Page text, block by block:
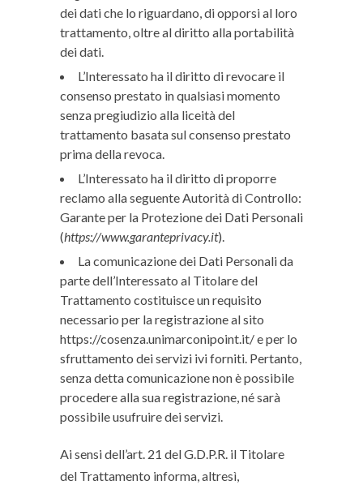
dei dati che lo riguardano, di opporsi al loro
trattamento, oltre al diritto alla portabilità
dei dati.
L’Interessato ha il diritto di revocare il
consenso prestato in qualsiasi momento
senza pregiudizio alla liceità del
trattamento basata sul consenso prestato
prima della revoca.
L’Interessato ha il diritto di proporre
reclamo alla seguente Autorità di Controllo:
Garante per la Protezione dei Dati Personali
(https://www.garanteprivacy.it).
La comunicazione dei Dati Personali da
parte dell’Interessato al Titolare del
Trattamento costituisce un requisito
necessario per la registrazione al sito
https://cosenza.unimarconipoint.it/ e per lo
sfruttamento dei servizi ivi forniti. Pertanto,
senza detta comunicazione non è possibile
procedere alla sua registrazione, né sarà
possibile usufruire dei servizi.
Ai sensi dell’art. 21 del G.D.P.R. il Titolare
del Trattamento informa, altresì,